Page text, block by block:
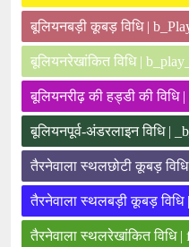
बूलियनबड़ी कूबड़ विधि |
बूलियनरेखांकित विधि |
बूलियनरीढ़ की हड्डी की विधि
बूलियनपूर्व-अंडरलाइन विधि |
तैरनेवाला स्थलछोटी कूबड़
तैरनेवाला स्थलबड़ी कूबड़
तैरनेवाला स्थलरेखांकित विधि